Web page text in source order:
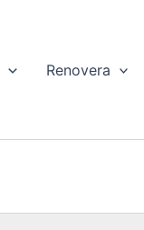
Renovera